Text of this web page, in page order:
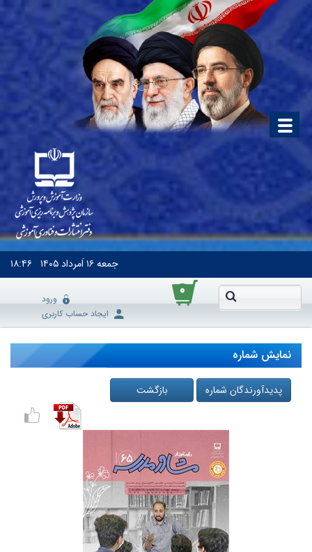
جمعه۱۶ اَمرداد ۱۴۰۵ ۱۸:۴۶
۰
ورود
ایجاد حساب کاربری
نمایش شماره
پدیدآورندگان شماره بازگشت